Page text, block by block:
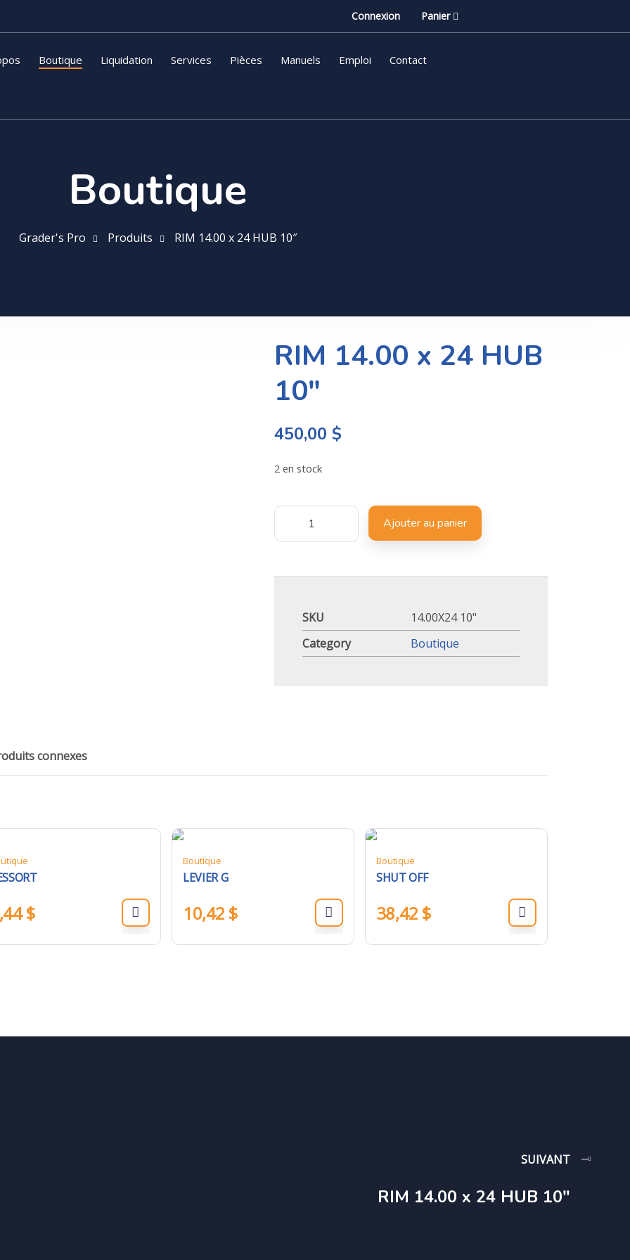
Connexion Panier
Boutique Liquidation Services Pièces Manuels Emploi Contact
Boutique
Grader's Pro Produits RIM 14.00 x 24 HUB 10″
RIM 14.00 x 24 HUB
10″
450,00$
2 en stock
Ajouter au panier
SKU
14.00X24 10"
Category
Boutique
connexes
$
Boutique
LEVIER G
10,42 $
Boutique
SHUT OFF
38,42 $
SUIVANT
RIM 14.00 x 24 HUB 10″